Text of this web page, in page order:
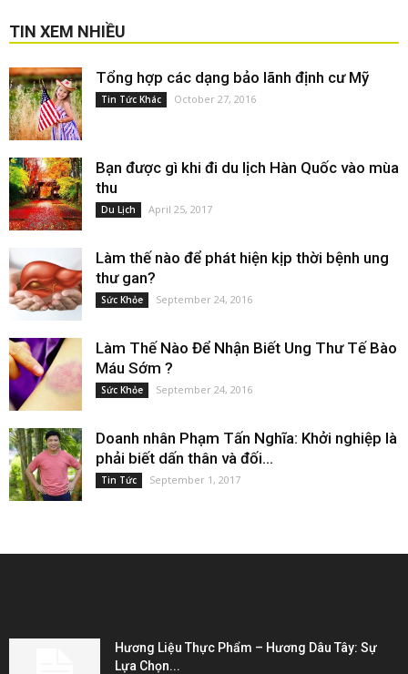
TIN XEM NHIỀU
Tổng hợp các dạng bảo lãnh định cư Mỹ
Tin Tức Khác October 27, 2016
Bạn được gì khi đi du lịch Hàn Quốc vào mùa
thu
Du Lịch April 25, 2017
Làm thế nào để phát hiện kịp thời bệnh ung
thư gan?
Sức Khỏe September 24, 2016
Làm Thế Nào Để Nhận Biết Ung Thư Tế Bào
Máu Sớm ?
Sức Khỏe September 24, 2016
Doanh nhân Phạm Tấn Nghĩa: Khởi nghiệp là
phải biết dấn thân và đối...
Tin Tức September 1, 2017
Hương Liệu Thực Phẩm – Hương Dâu Tây: Sự
Lựa Chọn...